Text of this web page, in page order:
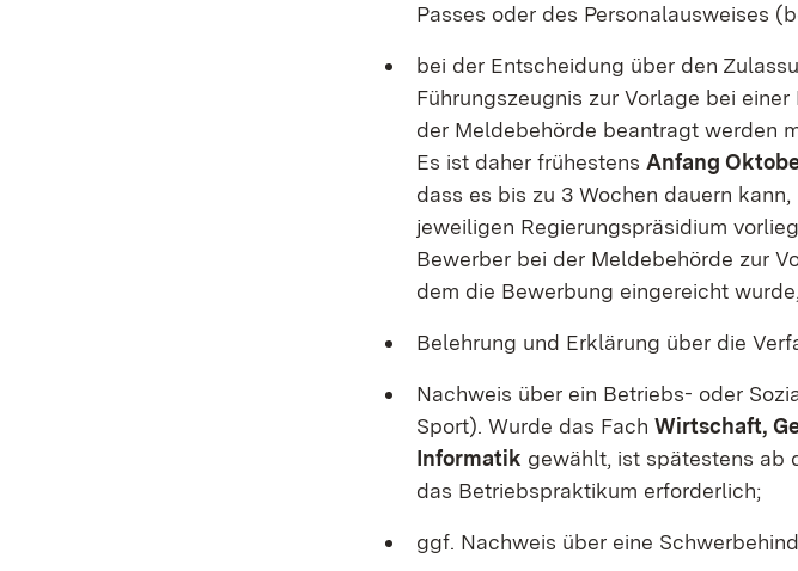
Passes oder des Personalausweises
bei der Entscheidung über den
Führungszeugnis zur Vorlage bei
der Meldebehörde beantragt werden
Es ist daher frühestens Anfang
dass es bis zu 3 Wochen dauern
jeweiligen Regierungspräsidium
Bewerber bei der Meldebehörde zur
dem die Bewerbung eingereicht
Belehrung und Erklärung über die
Nachweis über ein Betriebs- oder
Sport). Wurde das Fach Wirtschaft,
Informatik gewählt, ist spätestens ab
das Betriebspraktikum erforderlich;
ggf. Nachweis über eine